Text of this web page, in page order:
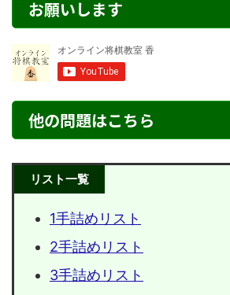
お願いします
他の問題はこちら
リスト一覧
1手詰めリスト
2手詰めリスト
3手詰めリスト